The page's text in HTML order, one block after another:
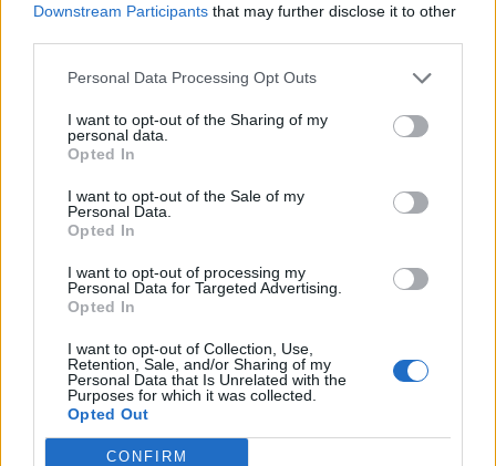
Downstream Participants that may further disclose it to other
Personal Data Processing Opt Outs
I want to opt-out of the Sharing of my
personal data.
Opted In
I want to opt-out of the Sale of my
Personal Data.
Opted In
I want to opt-out of processing my
Personal Data for Targeted Advertising.
Opted In
I want to opt-out of Collection, Use,
Retention, Sale, and/or Sharing of my
Personal Data that Is Unrelated with the
Purposes for which it was collected.
Opted Out
CONFIRM
stanowią trzej byli reprezentanci ATKm, czyli Michael
"Swisher" Schmid, Ethan "reck" Serrano oraz Adam
również uważany za spory talent Mario "malbsMd"
Samayoa, w którego CV znajdziemy LOS + oNe oraz
Marcus "maNkz" Kjeldsen. Dla Duńczyka, który
dotychczas grał w ECSTATIC, to pierwsza w karierze
obsada fotela trenera. Tym został bowiem Rory
"dephh" Jackson, który w ten sposób powraca do
Counter-Strike'a po dwuletniej przygodzie z
VALORANTEM.